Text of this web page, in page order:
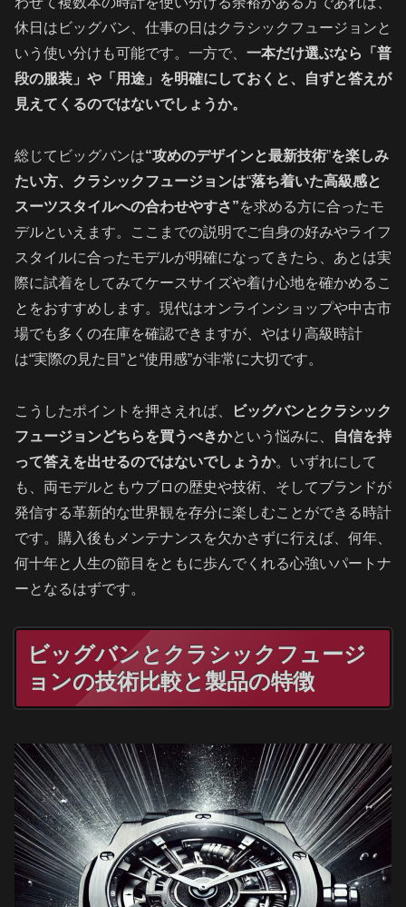
休日はビッグバン、仕事の日はクラシックフュージョンと
いう使い分けも可能です。一方で、 一本だけ選ぶなら「普
段の服装」や「用途」を明確にしておくと、自ずと答えが
見えてくるのではないでしょうか。
総じてビッグバンは“攻めのデザインと最新技術”を楽しみ
たい方、クラシックフュージョンは“落ち着いた高級感と
スーツスタイルへの合わせやすさ”を求める方に合ったモ
デルといえます。ここまでの説明でご自身の好みやライフ
スタイルに合ったモデルが明確になってきたら、あとは実
際に試着をしてみてケースサイズや着け心地を確かめるこ
とをおすすめします。現代はオンラインショップや中古市
場でも多くの在庫を確認できますが、やはり高級時計
は“実際の見た目”と“使用感”が非常に大切です。
こうしたポイントを押さえれば、
ビッグバンとクラシック
フュージョンどちらを買うべきかという悩みに、
自信を持
って答えを出せるのではないでしょうか。いずれにして
も、両モデルともウブロの歴史や技術、そしてブランドが
発信する革新的な世界観を存分に楽しむことができる時計
です。購入後もメンテナンスを欠かさずに行えば、何年、
何十年と人生の節目をともに歩んでくれる心強いパートナ
ーとなるはずです。
ビッグバンとクラシックフュージ
ョンの技術比較と製品の特徴